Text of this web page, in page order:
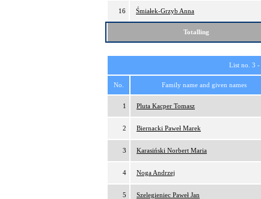
16 Śmiałek-Grzyb Anna
Totalling
List no. 3 -
No. Family name and given names
1 Pluta Kacper Tomasz
2 Biernacki Paweł Marek
3 Karasiński Norbert Maria
4 Noga Andrzej
5 Szelegieniec Paweł Jan